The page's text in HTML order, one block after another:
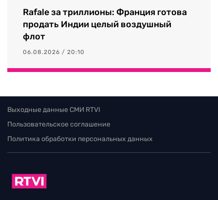
Rafale за триллионы: Франция готова
продать Индии целый воздушный
флот
06.08.2026 / 20:10
Выходные данные СМИ RTVI
Пользовательское соглашение
Политика обработки персональных данных